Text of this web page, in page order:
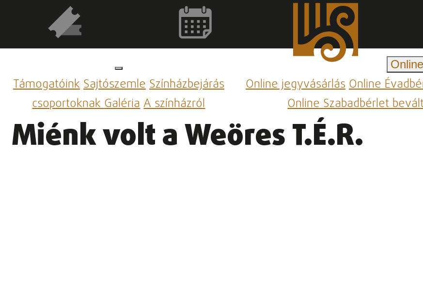
TámogatóinkSajtószemleSzínházbejárás
csoportoknakGalériaA színházról
Online jegyvásárlásOnline
Online Szabadbérlet
Miénk volt a Weöres T.É.R.